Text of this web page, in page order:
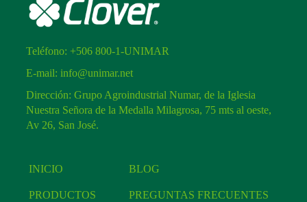
Teléfono: +506 800-1-UNIMAR
E-mail: info@unimar.net
Dirección: Grupo Agroindustrial Numar, de la Iglesia
Nuestra Señora de la Medalla Milagrosa, 75 mts al oeste,
Av 26, San José.
INICIO
PRODUCTOS
BLOG
PREGUNTAS FRECUENTES